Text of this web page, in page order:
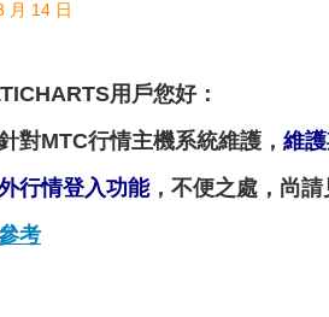
月 14 日
用戶您好：
對MTC行情主機系統維護， 維
行情登入功能，不便之處，尚請
考